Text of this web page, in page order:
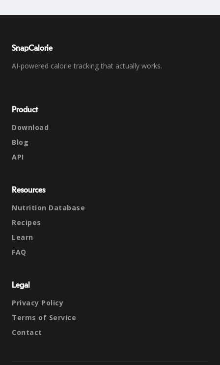
SnapCalorie
AI-powered calorie tracking that actually works.
Product
Download
Blog
API
Resources
Nutrition Database
Recipes
Learn
FAQ
Legal
Privacy Policy
Terms of Service
Contact